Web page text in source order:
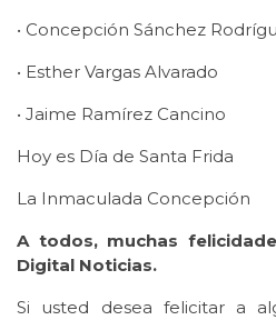
• Concepción Sánchez
• Esther Vargas
• Jaime Ramírez Cancino
Hoy es Día de Santa Frida
La Inmaculada Concepción
A todos, muchas
Digital Noticias.
Si usted desea felicitar a